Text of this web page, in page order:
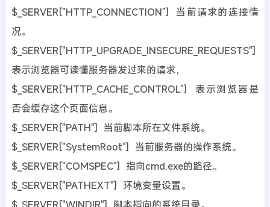
$_SERVER["HTTP_CONNECTION"] 当前请求的连接情
况。
$_SERVER["HTTP_UPGRADE_INSECURE_REQUESTS"]
表示浏览器可读懂服务器发过来的请求，
$_SERVER["HTTP_CACHE_CONTROL"] 表示浏览器是
否会缓存这个页面信息。
$_SERVER["PATH"] 当前脚本所在文件系统。
$_SERVER["SystemRoot"] 当前服务器的操作系统。
$_SERVER["COMSPEC"] 指向cmd.exe的路径。
$_SERVER["PATHEXT"] 环境变量设置。